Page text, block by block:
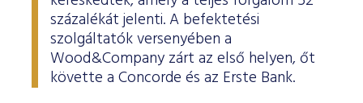
százalékát jelenti. A befektetési
szolgáltatók versenyében a
Wood&Company zárt az első helyen, őt
követte a Concorde és az Erste Bank.